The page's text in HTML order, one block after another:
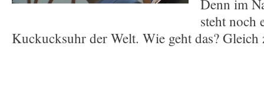
Denn im
steht noch
Kuckucksuhr der Welt. Wie geht das? Gleich